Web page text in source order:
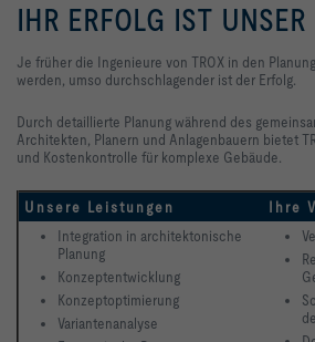
IHR ERFOLG IST UNSER
Je früher die Ingenieure von TROX in den
werden, umso durchschlagender ist der Erfolg.
Durch detaillierte Planung während des
Architekten, Planern und Anlagenbauern bietet
und Kostenkontrolle für komplexe Gebäude.
Unsere Leistungen
Ihre
Integration in architektonische
Planung
Konzeptentwicklung
Konzeptoptimierung
Variantenanalyse